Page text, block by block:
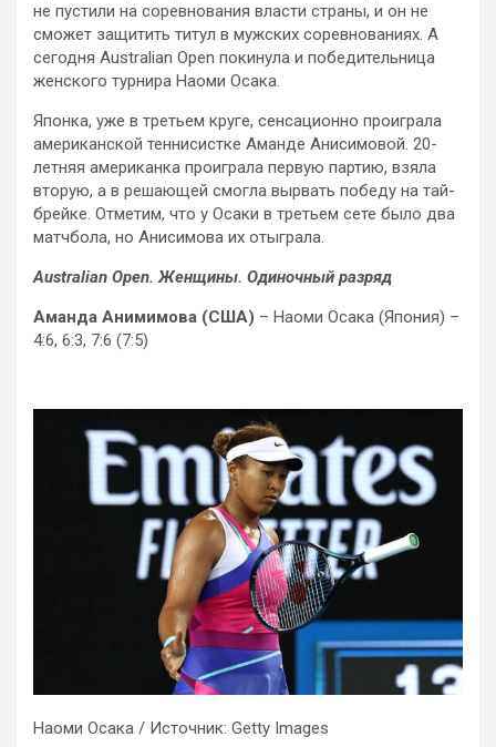
не пустили на соревнования власти страны, и он не
сможет защитить титул в мужских соревнованиях. А
сегодня Australian Open покинула и победительница
женского турнира Наоми Осака.
Японка, уже в третьем круге, сенсационно проиграла
американской теннисистке Аманде Анисимовой. 20-
летняя американка проиграла первую партию, взяла
вторую, а в решающей смогла вырвать победу на тай-
брейке. Отметим, что у Осаки в третьем сете было два
матчбола, но Анисимова их отыграла.
Australian Open. Женщины. Одиночный разряд
Аманда Анимимова (США) – Наоми Осака (Япония) –
4:6, 6:3, 7:6 (7:5)
Наоми Осака / Источник: Getty Images